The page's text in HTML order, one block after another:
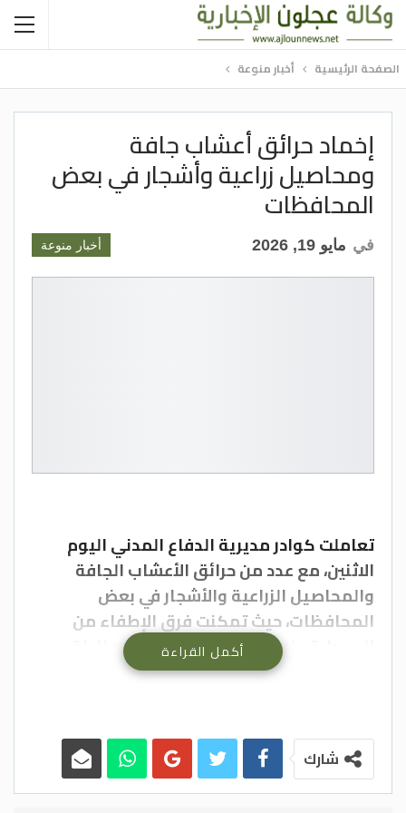
الصفحة الرئيسية أخبار منوعة
إخماد حرائق أعشاب جافة
ومحاصيل زراعية وأشجار في بعض
المحافظات
أخبار منوعة في مايو 19, 2026
تعاملت كوادر مديرية الدفاع المدني اليوم
الاثنين، مع عدد من حرائق الأعشاب الجافة
والمحاصيل الزراعية والأشجار في بعض
المحافظات، حيث تمكنت فرق الإطفاء من
السيطرة عليها ومنع امتدادها إلى مناطق
مجاورة، دون وقوع إصابات بالأرواح.
إشعال النيران بالقرب من الأعشاب الجافة
والأشجار، خاصة مع ارتفاع درجات الحرارة وسرعة
انتشار الحرائق في مثل هذه الأجواء.
أكمل القراءة
شارك